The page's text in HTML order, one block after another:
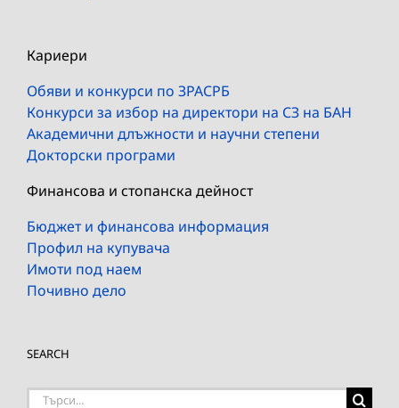
Кариери
Обяви и конкурси по ЗРАСРБ
Конкурси за избор на директори на СЗ на БАН
Академични длъжности и научни степени
Докторски програми
Финансова и стопанска дейност
Бюджет и финансова информация
Профил на купувача
Имоти под наем
Почивно дело
SEARCH
Търсене